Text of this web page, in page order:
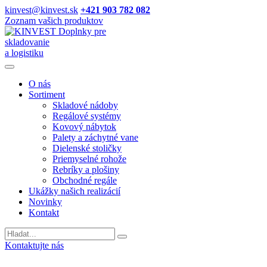
kinvest@kinvest.sk +421 903 782 082
Zoznam vašich produktov
Doplnky pre
skladovanie
a logistiku
O nás
Sortiment
Skladové nádoby
Regálové systémy
Kovový nábytok
Palety a záchytné vane
Dielenské stoličky
Priemyselné rohože
Rebríky a plošiny
Obchodné regále
Ukážky našich realizácií
Novinky
Kontakt
Vyhladavanie
Kontaktujte nás